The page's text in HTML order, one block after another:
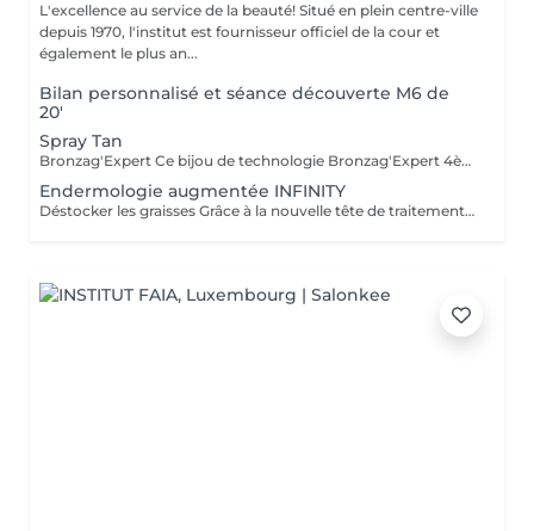
L'excellence au service de la beauté! Situé en plein centre-ville
depuis 1970, l'institut est fournisseur officiel de la cour et
également le plus an...
Bilan personnalisé et séance découverte M6 de
20'
Spray Tan
Bronzag'Expert Ce bijou de technologie Bronzag'Expert 4ème Génération fonctionnant avec notre lotion, offre un bronzage sur-mesure sans exposition aux UV. Grâce à sa composition 99% naturelle contenant un activateur de mélanine et des actifs hydratants, vous allez retrouver une peau bronzée, revitalisée et repulpée.
Endermologie augmentée INFINITY
Déstocker les graisses Grâce à la nouvelle tête de traitement brevetée Alliance, endermologie® permet de cibler et daffiner les zones rebelles à lexercice et à lhygiène alimentaire (bras, dos, ventre, taille, cuisses..) tout en sadaptant précisément aux besoins de chaque peau. Lisser la cellulite La cellulite, qui touche 90 % des femmes même les plus minces et les plus sportives, résulte à la fois dun stockage de graisses dans les adipocytes (cellules graisseuses) et dune rétention deau tout autour. Raffermir la peau Variations de poids, grossesses, temps qui passe la peau perd progressivement de sa tonicité et de sa souplesse. Même si ce relâchement cutané concerne tout le corps, certaines zones y sont plus sensibles : intérieur des cuisses, ventre, bras, etc Retrouver des jambes légères Jambes lourdes et douloureuses, chevilles ou pieds gonflés ces symptômes traduisent une mauvaise circulation sanguine et lymphatique. Les toxines saccumulent dans lorganisme, ce qui explique de telles variations de volume en une même journée ou à différents moments du cycle féminin. Bien-être Découvrez des parcours de soins au concept exclusif, pour une efficacité et une détente incomparables.